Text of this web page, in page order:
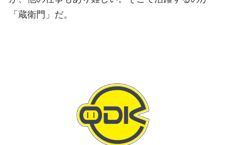
「蔵衛門」だ。